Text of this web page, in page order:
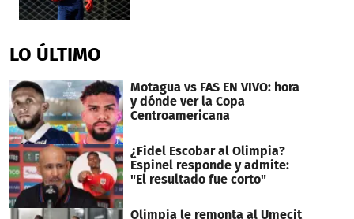
LO ÚLTIMO
Motagua vs FAS EN VIVO: hora
y dónde ver la Copa
Centroamericana
¿Fidel Escobar al Olimpia?
Espinel responde y admite:
"El resultado fue corto"
Olimpia le remonta al Umecit